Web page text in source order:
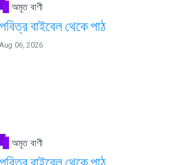
অমৃত বাণী
পবিত্র বাইবেল থেকে পাঠ
Aug 06, 2026
অমৃত বাণী